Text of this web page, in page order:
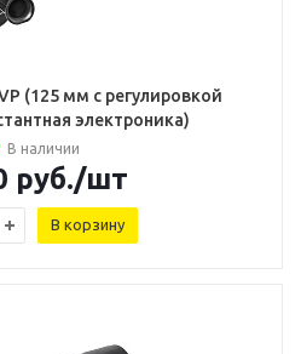
(125 мм с регулировкой
электроника)
В наличии
руб./шт
В корзину